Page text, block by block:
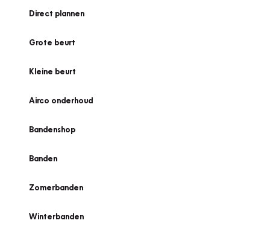
Direct plannen
Grote beurt
Kleine beurt
Airco onderhoud
Bandenshop
Banden
Zomerbanden
Winterbanden